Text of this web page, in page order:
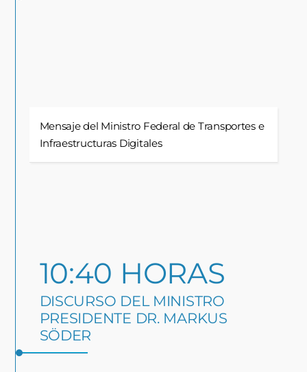
Mensaje del Ministro Federal de Transportes e
Infraestructuras Digitales
10:40 HORAS
DISCURSO DEL MINISTRO
PRESIDENTE DR. MARKUS
SÖDER